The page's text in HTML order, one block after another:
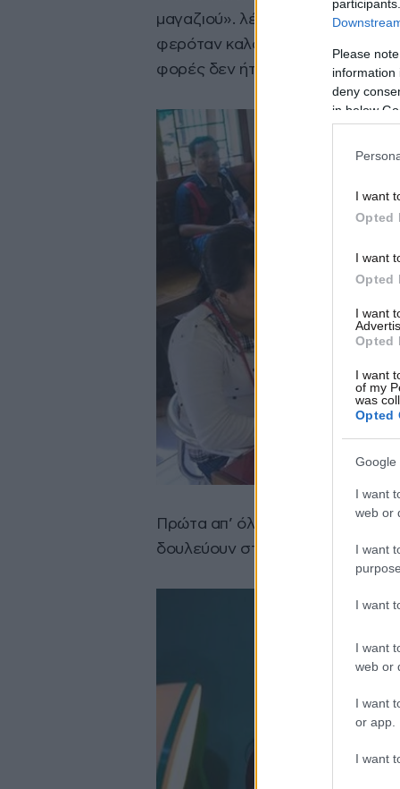
Please
information
deny
in below
I want
Opted
I want
Opted
I want
Opted
I want
of my
was
Opted
Google
I want
web or
I want
I want
I want
web or
I want
or app.
I want
μαγαζιού». λέει μια από τις
φερόταν καλά και μου έδιναν να
φορές δεν ήταν καν βρασμένα,
Πρώτα απ’ όλα οι γυναίκες
δουλεύουν στο κάθε πρακτορείο.